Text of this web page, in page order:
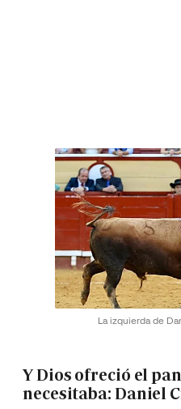
La izquierda de
Y Dios ofreció el
necesitaba: Daniel